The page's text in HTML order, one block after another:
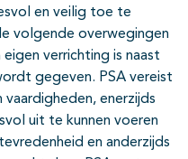
en veilig toe te
volgende overwegingen
verrichting is naast
gegeven. PSA vereist
enerzijds
uit te kunnen voeren
en anderzijds